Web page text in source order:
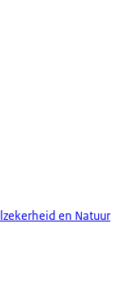
en Natuur